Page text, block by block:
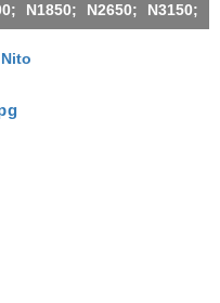
N1850; N2650; N3150;